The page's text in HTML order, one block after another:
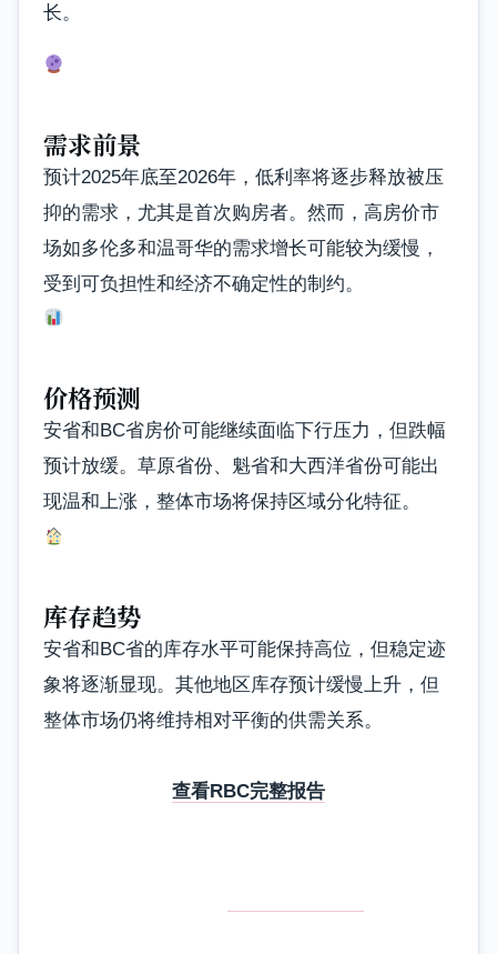
长。
需求前景
预计2025年底至2026年，低利率将逐步释放被压
抑的需求，尤其是首次购房者。然而，高房价市
场如多伦多和温哥华的需求增长可能较为缓慢，
受到可负担性和经济不确定性的制约。
价格预测
安省和BC省房价可能继续面临下行压力，但跌幅
预计放缓。草原省份、魁省和大西洋省份可能出
现温和上涨，整体市场将保持区域分化特征。
库存趋势
安省和BC省的库存水平可能保持高位，但稳定迹
象将逐渐显现。其他地区库存预计缓慢上升，但
整体市场仍将维持相对平衡的供需关系。
查看RBC完整报告